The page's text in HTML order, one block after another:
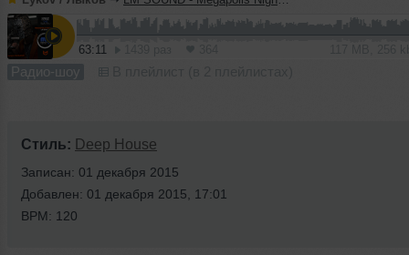
63:11
Радио-шоу
Стиль: Deep House
Записан: 01 декабря 2015
Добавлен: 01 декабря 2015, 17:01
BPM: 120